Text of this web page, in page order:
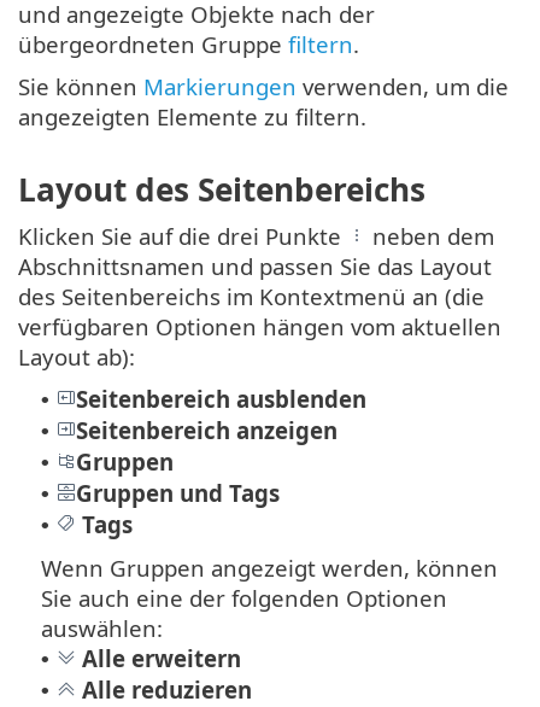
und angezeigte Objekte nach der
übergeordneten Gruppe filtern.
Sie können Markierungen verwenden, um die
angezeigten Elemente zu filtern.
Layout des Seitenbereichs
Klicken Sie auf die drei Punkte
neben dem
Abschnittsnamen und passen Sie das Layout
des Seitenbereichs im Kontextmenü an (die
verfügbaren Optionen hängen vom aktuellen
Layout ab):
• Seitenbereich ausblenden
• Seitenbereich anzeigen
• Gruppen
• Gruppen und Tags
•
Tags
Wenn Gruppen angezeigt werden, können
Sie auch eine der folgenden Optionen
auswählen:
• Alle erweitern
• Alle reduzieren